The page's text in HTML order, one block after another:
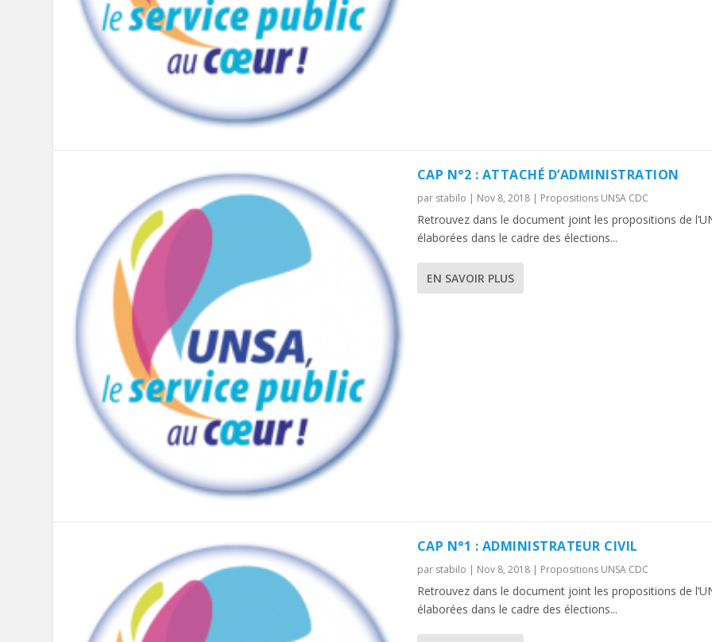
CAP N°2 : ATTACHÉ D’ADMINISTRATION
par stabilo | Nov 8, 2018| Propositions UNSA CDC
Retrouvez dans le document joint les propositions de
élaborées dans le cadre des élections...
EN SAVOIR PLUS
CAP N°1 : ADMINISTRATEUR CIVIL
par stabilo | Nov 8, 2018| Propositions UNSA CDC
Retrouvez dans le document joint les propositions de
élaborées dans le cadre des élections...